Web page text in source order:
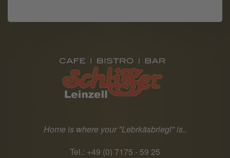
Home is where your "Lebrkäsbriegl" is..
Tel.: +49 (0) 7175 - 59 25